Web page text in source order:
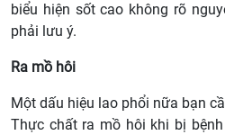
biểu hiện sốt cao không rõ
phải lưu ý.
Ra mồ hôi
Một dấu hiệu lao phổi nữa bạn
Thực chất ra mồ hôi khi bị